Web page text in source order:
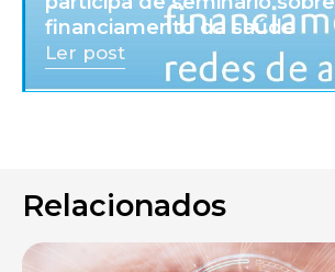
financiamento da saúde
Ler post
Relacionados